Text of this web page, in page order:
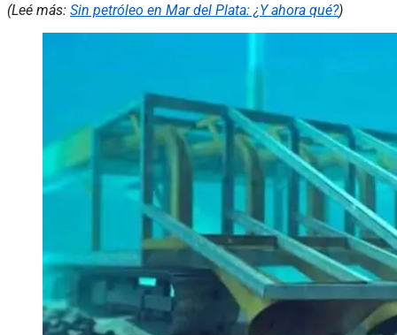
(Leé más: Sin petróleo en Mar del Plata: ¿Y ahora qué?)